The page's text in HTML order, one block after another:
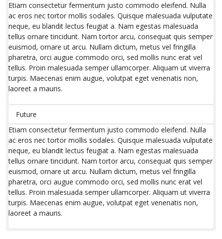
Etiam consectetur fermentum justo commodo eleifend. Nulla
ac eros nec tortor mollis sodales. Quisque malesuada vulputate
neque, eu blandit lectus feugiat a. Nam egestas malesuada
tellus ornare tincidunt. Nam tortor arcu, consequat quis semper
euismod, ornare ut arcu. Nullam dictum, metus vel fringilla
pharetra, orci augue commodo orci, sed mollis nunc erat vel
tellus. Proin malesuada semper ullamcorper. Aliquam ut viverra
turpis. Maecenas enim augue, volutpat eget venenatis non,
laoreet a mauris.
Future
Etiam consectetur fermentum justo commodo eleifend. Nulla
ac eros nec tortor mollis sodales. Quisque malesuada vulputate
neque, eu blandit lectus feugiat a. Nam egestas malesuada
tellus ornare tincidunt. Nam tortor arcu, consequat quis semper
euismod, ornare ut arcu. Nullam dictum, metus vel fringilla
pharetra, orci augue commodo orci, sed mollis nunc erat vel
tellus. Proin malesuada semper ullamcorper. Aliquam ut viverra
turpis. Maecenas enim augue, volutpat eget venenatis non,
laoreet a mauris.